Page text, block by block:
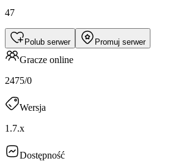
47
Polub serwer Promuj serwer
Gracze online
2475/0
Wersja
1.7.x
Dostępność